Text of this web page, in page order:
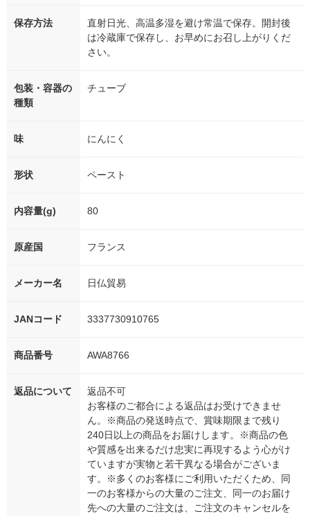
保存方法
直射日光、高温多湿を避け常温で保存。開封後
は冷蔵庫で保存し、お早めにお召し上がりくだ
さい。
包装・容器の
種類
チューブ
味 にんにく
形状 ペースト
内容量(g) 80
原産国 フランス
メーカー名 日仏貿易
JANコード 3337730910765
商品番号 AWA8766
返品について
返品不可
お客様のご都合による返品はお受けできませ
ん。※商品の発送時点で、賞味期限まで残り
240日以上の商品をお届けします。※商品の色
や質感を出来るだけ忠実に再現するよう心がけ
ていますが実物と若干異なる場合がございま
す。※多くのお客様にご利用いただくため、同
一のお客様からの大量のご注文、同一のお届け
先への大量のご注文は、ご注文のキャンセルを